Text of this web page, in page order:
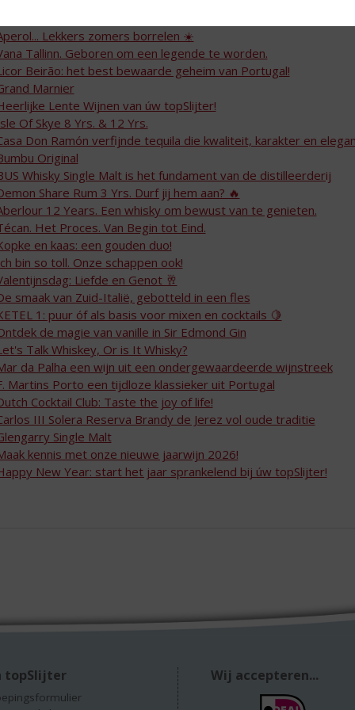
Lekkers zomers borrelen ☀️
Tallinn. Geboren om een legende te worden.
Beirão: het best bewaarde geheim van Portugal!
Marnier
Lente Wijnen van úw topSlijter!
Of Skye 8 Yrs. & 12 Yrs.
Don Ramón verfijnde tequila die kwaliteit, karakter en
Original
Whisky Single Malt is het fundament van de distilleerderij
Share Rum 3 Yrs. Durf jij hem aan? 🔥
12 Years. Een whisky om bewust van te genieten.
Het Proces. Van Begin tot Eind.
en kaas: een gouden duo!
bin so toll. Onze schappen ook!
Liefde en Genot 🥂
smaak van Zuid-Italië, gebotteld in een fles
1: puur óf als basis voor mixen en cocktails 🍋
de magie van vanille in Sir Edmond Gin
Talk Whiskey, Or is It Whisky?
da Palha een wijn uit een ondergewaardeerde wijnstreek
Martins Porto een tijdloze klassieker uit Portugal
Cocktail Club: Taste the joy of life!
III Solera Reserva Brandy de Jerez vol oude traditie
Single Malt
kennis met onze nieuwe jaarwijn 2026!
New Year: start het jaar sprankelend bij úw topSlijter!
topSlijter Wij accepteren...